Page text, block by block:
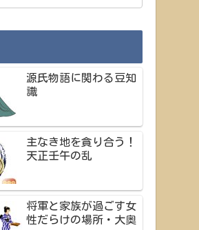
源氏物語に関わる豆知
識
主なき地を貪り合う！
天正壬午の乱
将軍と家族が過ごす女
性だらけの場所・大奥